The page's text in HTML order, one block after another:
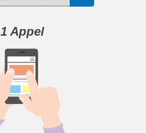
1 Appel